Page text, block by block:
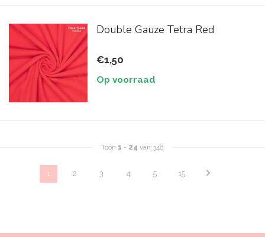
Double Gauze Tetra Red
€1,50
Op voorraad
Toon 1 - 24 van 348
1 2 3 4 5 15